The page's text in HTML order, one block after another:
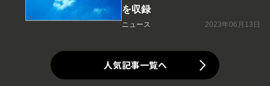
を収録
ニュース 2023年06月13日
人気記事一覧へ